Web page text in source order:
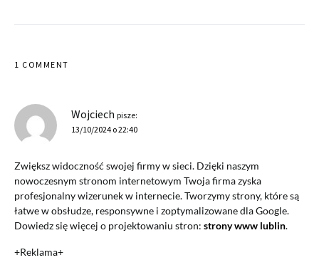
1 COMMENT
Wojciech pisze:
13/10/2024 o 22:40
Zwiększ widoczność swojej firmy w sieci. Dzięki naszym
nowoczesnym stronom internetowym Twoja firma zyska
profesjonalny wizerunek w internecie. Tworzymy strony, które są
łatwe w obsłudze, responsywne i zoptymalizowane dla Google.
Dowiedz się więcej o projektowaniu stron: strony www lublin.
+Reklama+